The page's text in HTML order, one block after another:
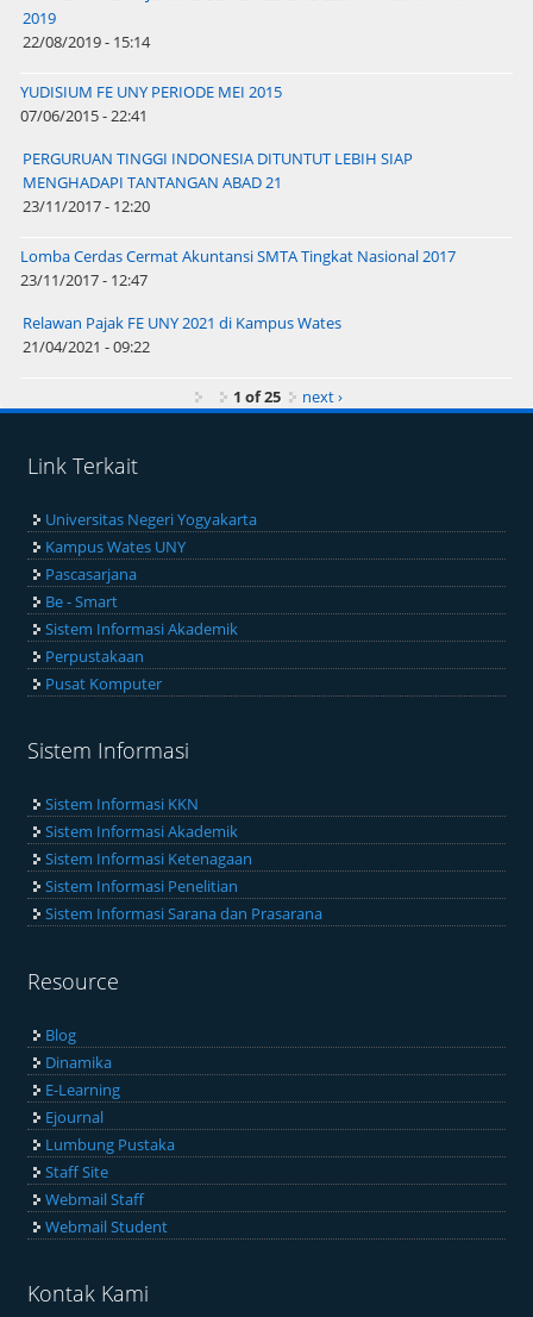
2019
22/08/2019 - 15:14
YUDISIUM FE UNY PERIODE MEI 2015
07/06/2015 - 22:41
PERGURUAN TINGGI INDONESIA DITUNTUT LEBIH SIAP
MENGHADAPI TANTANGAN ABAD 21
23/11/2017 - 12:20
Lomba Cerdas Cermat Akuntansi SMTA Tingkat Nasional 2017
23/11/2017 - 12:47
Relawan Pajak FE UNY 2021 di Kampus Wates
21/04/2021 - 09:22
1 of 25 next ›
Link Terkait
Universitas Negeri Yogyakarta
Kampus Wates UNY
Pascasarjana
Be - Smart
Sistem Informasi Akademik
Perpustakaan
Pusat Komputer
Sistem Informasi
Sistem Informasi KKN
Sistem Informasi Akademik
Sistem Informasi Ketenagaan
Sistem Informasi Penelitian
Sistem Informasi Sarana dan Prasarana
Resource
Blog
Dinamika
E-Learning
Ejournal
Lumbung Pustaka
Staff Site
Webmail Staff
Webmail Student
Kontak Kami